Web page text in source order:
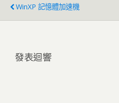
WinXP 記憶體加速機
發表迴響